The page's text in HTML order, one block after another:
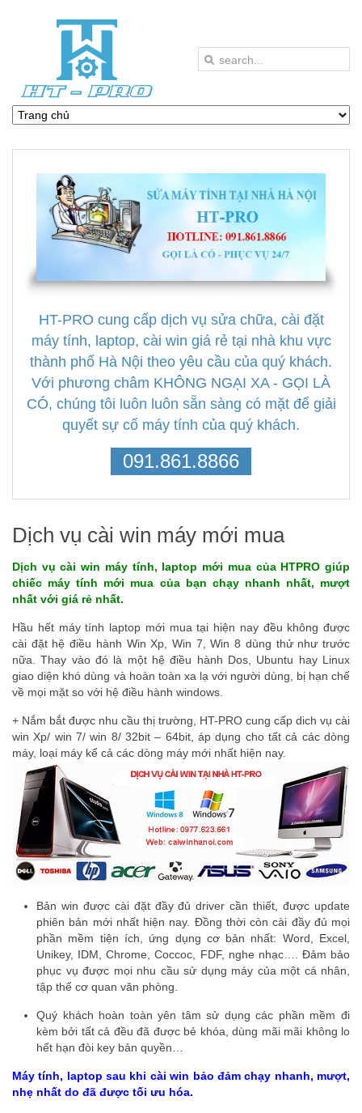
HT-PRO cung cấp dịch vụ sửa chữa, cài đặt
máy tính, laptop, cài win giá rẻ tại nhà khu vực
thành phố Hà Nội theo yêu cầu của quý khách.
Với phương châm KHÔNG NGẠI XA - GỌI LÀ
CÓ, chúng tôi luôn luôn sẵn sàng có mặt để giải
quyết sự cố máy tính của quý khách.
091.861.8866
Dịch vụ cài win máy mới mua
Dịch vụ cài win máy tính, laptop mới mua của HTPRO giúp
chiếc máy tính mới mua của bạn chạy nhanh nhất, mượt
nhất với giá rẻ nhất.
Hầu hết máy tính laptop mới mua tại hiện nay đều không được
cài đặt hệ điều hành Win Xp, Win 7, Win 8 dùng thử như trước
nữa. Thay vào đó là một hệ điều hành Dos, Ubuntu hay Linux
giao diện khó dùng và hoàn toàn xa lạ với người dùng, bị hạn chế
về mọi mặt so với hệ điều hành windows.
+ Nắm bắt được nhu cầu thị trường, HT-PRO cung cấp dich vụ cài
win Xp/ win 7/ win 8/ 32bit – 64bit, áp dụng cho tất cả các dòng
máy, loại máy kể cả các dòng máy mới nhất hiện nay.
Bản win được cài đặt đầy đủ driver cần thiết, được update
phiên bản mới nhất hiện nay. Đồng thời còn cài đầy đủ mọi
phần mềm tiện ích, ứng dụng cơ bản nhất: Word, Excel,
Unikey, IDM, Chrome, Coccoc, FDF, nghe nhạc…. Đảm bảo
phục vụ được mọi nhu cầu sử dụng máy của một cá nhân,
tập thể cơ quan văn phòng.
Quý khách hoàn toàn yên tâm sử dụng các phần mềm đi
kèm bởi tất cả đều đã được bẻ khóa, dùng mãi mãi không lo
hết hạn đòi key bản quyền…
Máy tính, laptop sau khi cài win bảo đảm chạy nhanh, mượt,
nhẹ nhất do đã được tối ưu hóa.